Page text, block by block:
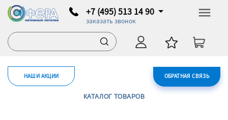
+7 (495) 513 14 90
заказать звонок
ОБРАТНАЯ СВЯЗЬ
НАШИ АКЦИИ
КАТАЛОГ ТОВАРОВ